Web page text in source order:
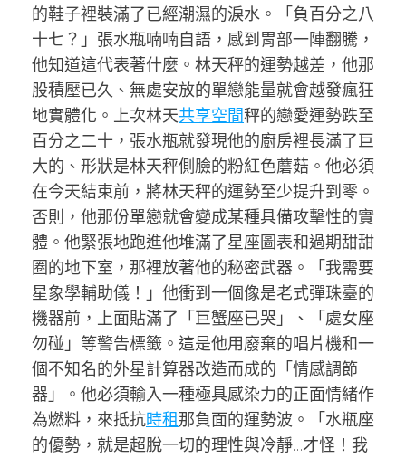
的鞋子裡裝滿了已經潮濕的淚水。「負百分之八
十七？」張水瓶喃喃自語，感到胃部一陣翻騰，
他知道這代表著什麼。林天秤的運勢越差，他那
股積壓已久、無處安放的單戀能量就會越發瘋狂
地實體化。上次林天共享空間秤的戀愛運勢跌至
百分之二十，張水瓶就發現他的廚房裡長滿了巨
大的、形狀是林天秤側臉的粉紅色蘑菇。他必須
在今天結束前，將林天秤的運勢至少提升到零。
否則，他那份單戀就會變成某種具備攻擊性的實
體。他緊張地跑進他堆滿了星座圖表和過期甜甜
圈的地下室，那裡放著他的秘密武器。「我需要
星象學輔助儀！」他衝到一個像是老式彈珠臺的
機器前，上面貼滿了「巨蟹座已哭」、「處女座
勿碰」等警告標籤。這是他用廢棄的唱片機和一
個不知名的外星計算器改造而成的「情感調節
器」。他必須輸入一種極具感染力的正面情緒作
為燃料，來抵抗時租那負面的運勢波。「水瓶座
的優勢，就是超脫一切的理性與冷靜…才怪！我